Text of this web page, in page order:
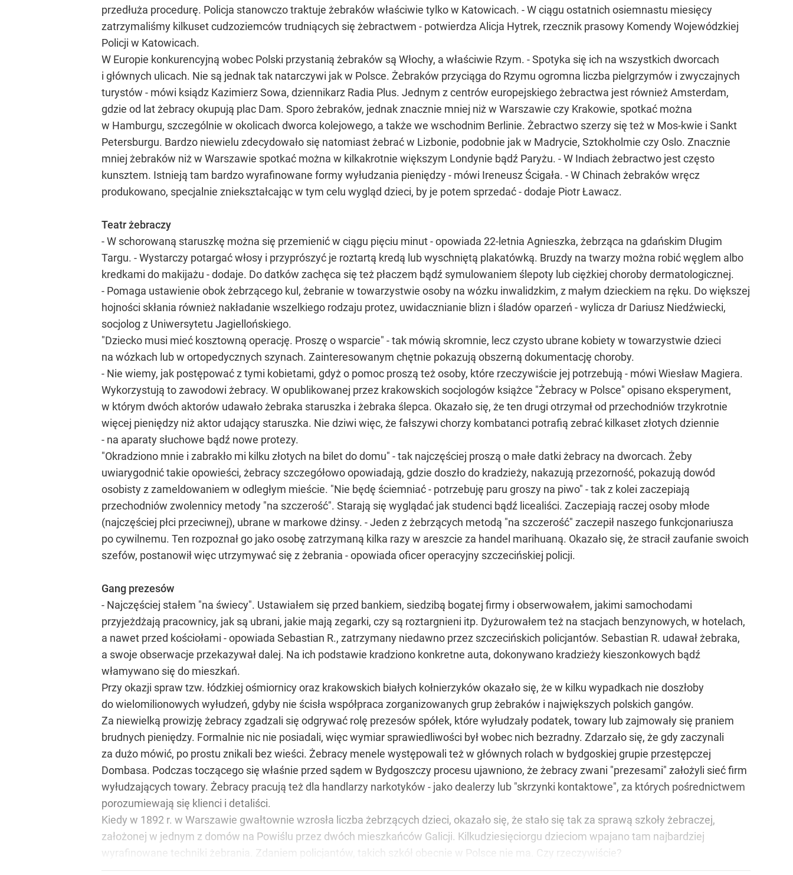
przedłuża procedurę. Policja stanowczo traktuje żebraków właściwie tylko w Katowicach. - W ciągu ostatnich osiemnastu miesięcy
zatrzymaliśmy kilkuset cudzoziemców trudniących się żebractwem - potwierdza Alicja Hytrek, rzecznik prasowy Komendy Wojewódzkiej
Policji w Katowicach.
W Europie konkurencyjną wobec Polski przystanią żebraków są Włochy, a właściwie Rzym. - Spotyka się ich na wszystkich dworcach
i głównych ulicach. Nie są jednak tak natarczywi jak w Polsce. Żebraków przyciąga do Rzymu ogromna liczba pielgrzymów i zwyczajnych
turystów - mówi ksiądz Kazimierz Sowa, dziennikarz Radia Plus. Jednym z centrów europejskiego żebractwa jest również Amsterdam,
gdzie od lat żebracy okupują plac Dam. Sporo żebraków, jednak znacznie mniej niż w Warszawie czy Krakowie, spotkać można
w Hamburgu, szczególnie w okolicach dworca kolejowego, a także we wschodnim Berlinie. Żebractwo szerzy się też w Mos-kwie i Sankt
Petersburgu. Bardzo niewielu zdecydowało się natomiast żebrać w Lizbonie, podobnie jak w Madrycie, Sztokholmie czy Oslo. Znacznie
mniej żebraków niż w Warszawie spotkać można w kilkakrotnie większym Londynie bądź Paryżu. - W Indiach żebractwo jest często
kunsztem. Istnieją tam bardzo wyrafinowane formy wyłudzania pieniędzy - mówi Ireneusz Ścigała. - W Chinach żebraków wręcz
produkowano, specjalnie zniekształcając w tym celu wygląd dzieci, by je potem sprzedać - dodaje Piotr Ławacz.
Teatr żebraczy
- W schorowaną staruszkę można się przemienić w ciągu pięciu minut - opowiada 22-letnia Agnieszka, żebrząca na gdańskim Długim
Targu. - Wystarczy potargać włosy i przyprószyć je roztartą kredą lub wyschniętą plakatówką. Bruzdy na twarzy można robić węglem albo
kredkami do makijażu - dodaje. Do datków zachęca się też płaczem bądź symulowaniem ślepoty lub ciężkiej choroby dermatologicznej.
- Pomaga ustawienie obok żebrzącego kul, żebranie w towarzystwie osoby na wózku inwalidzkim, z małym dzieckiem na ręku. Do większej
hojności skłania również nakładanie wszelkiego rodzaju protez, uwidacznianie blizn i śladów oparzeń - wylicza dr Dariusz Niedźwiecki,
socjolog z Uniwersytetu Jagiellońskiego.
"Dziecko musi mieć kosztowną operację. Proszę o wsparcie" - tak mówią skromnie, lecz czysto ubrane kobiety w towarzystwie dzieci
na wózkach lub w ortopedycznych szynach. Zainteresowanym chętnie pokazują obszerną dokumentację choroby.
- Nie wiemy, jak postępować z tymi kobietami, gdyż o pomoc proszą też osoby, które rzeczywiście jej potrzebują - mówi Wiesław Magiera.
Wykorzystują to zawodowi żebracy. W opublikowanej przez krakowskich socjologów książce "Żebracy w Polsce" opisano eksperyment,
w którym dwóch aktorów udawało żebraka staruszka i żebraka ślepca. Okazało się, że ten drugi otrzymał od przechodniów trzykrotnie
więcej pieniędzy niż aktor udający staruszka. Nie dziwi więc, że fałszywi chorzy kombatanci potrafią zebrać kilkaset złotych dziennie
- na aparaty słuchowe bądź nowe protezy.
"Okradziono mnie i zabrakło mi kilku złotych na bilet do domu" - tak najczęściej proszą o małe datki żebracy na dworcach. Żeby
uwiarygodnić takie opowieści, żebracy szczegółowo opowiadają, gdzie doszło do kradzieży, nakazują przezorność, pokazują dowód
osobisty z zameldowaniem w odległym mieście. "Nie będę ściemniać - potrzebuję paru groszy na piwo" - tak z kolei zaczepiają
przechodniów zwolennicy metody "na szczerość". Starają się wyglądać jak studenci bądź licealiści. Zaczepiają raczej osoby młode
(najczęściej płci przeciwnej), ubrane w markowe dżinsy. - Jeden z żebrzących metodą "na szczerość" zaczepił naszego funkcjonariusza
po cywilnemu. Ten rozpoznał go jako osobę zatrzymaną kilka razy w areszcie za handel marihuaną. Okazało się, że stracił zaufanie swoich
szefów, postanowił więc utrzymywać się z żebrania - opowiada oficer operacyjny szczecińskiej policji.
Gang prezesów
- Najczęściej stałem "na świecy". Ustawiałem się przed bankiem, siedzibą bogatej firmy i obserwowałem, jakimi samochodami
przyjeżdżają pracownicy, jak są ubrani, jakie mają zegarki, czy są roztargnieni itp. Dyżurowałem też na stacjach benzynowych, w hotelach,
a nawet przed kościołami - opowiada Sebastian R., zatrzymany niedawno przez szczecińskich policjantów. Sebastian R. udawał żebraka,
a swoje obserwacje przekazywał dalej. Na ich podstawie kradziono konkretne auta, dokonywano kradzieży kieszonkowych bądź
włamywano się do mieszkań.
Przy okazji spraw tzw. łódzkiej ośmiornicy oraz krakowskich białych kołnierzyków okazało się, że w kilku wypadkach nie doszłoby
do wielomilionowych wyłudzeń, gdyby nie ścisła współpraca zorganizowanych grup żebraków i największych polskich gangów.
Za niewielką prowizję żebracy zgadzali się odgrywać rolę prezesów spółek, które wyłudzały podatek, towary lub zajmowały się praniem
brudnych pieniędzy. Formalnie nic nie posiadali, więc wymiar sprawiedliwości był wobec nich bezradny. Zdarzało się, że gdy zaczynali
za dużo mówić, po prostu znikali bez wieści. Żebracy menele występowali też w głównych rolach w bydgoskiej grupie przestępczej
Dombasa. Podczas toczącego się właśnie przed sądem w Bydgoszczy procesu ujawniono, że żebracy zwani "prezesami" założyli sieć firm
wyłudzających towary. Żebracy pracują też dla handlarzy narkotyków - jako dealerzy lub "skrzynki kontaktowe", za których pośrednictwem
porozumiewają się klienci i detaliści.
Kiedy w 1892 r. w Warszawie gwałtownie wzrosła liczba żebrzących dzieci, okazało się, że stało się tak za sprawą szkoły żebraczej,
założonej w jednym z domów na Powiślu przez dwóch mieszkańców Galicji. Kilkudziesięciorgu dzieciom wpajano tam najbardziej
wyrafinowane techniki żebrania. Zdaniem policjantów, takich szkół obecnie w Polsce nie ma. Czy rzeczywiście?